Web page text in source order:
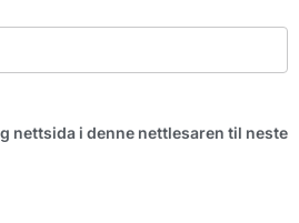
nettsida i denne nettlesaren til neste